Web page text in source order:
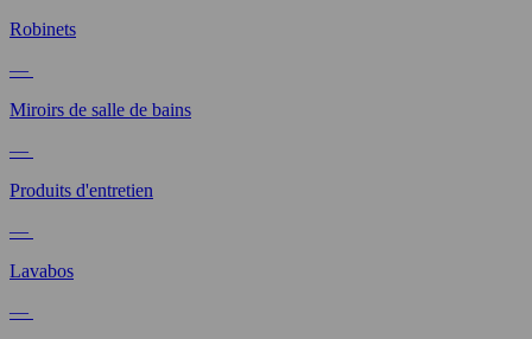
Robinets
—
Miroirs de salle de bains
—
Produits d'entretien
—
Lavabos
—